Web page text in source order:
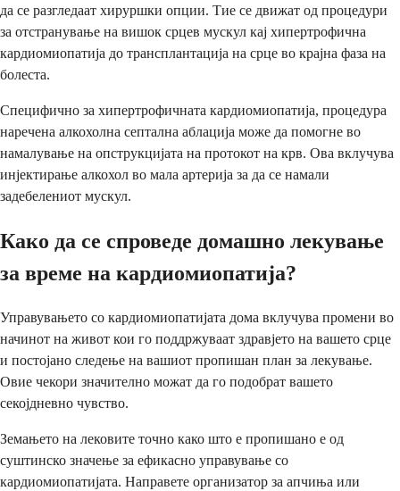
да се разгледаат хируршки опции. Тие се движат од процедури
за отстранување на вишок срцев мускул кај хипертрофична
кардиомиопатија до трансплантација на срце во крајна фаза на
болеста.
Специфично за хипертрофичната кардиомиопатија, процедура
наречена алкохолна септална аблација може да помогне во
намалување на опструкцијата на протокот на крв. Ова вклучува
инјектирање алкохол во мала артерија за да се намали
задебелениот мускул.
Како да се спроведе домашно лекување
за време на кардиомиопатија?
Управувањето со кардиомиопатијата дома вклучува промени во
начинот на живот кои го поддржуваат здравјето на вашето срце
и постојано следење на вашиот пропишан план за лекување.
Овие чекори значително можат да го подобрат вашето
секојдневно чувство.
Земањето на лековите точно како што е пропишано е од
суштинско значење за ефикасно управување со
кардиомиопатијата. Направете организатор за апчиња или